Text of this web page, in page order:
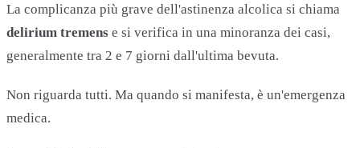
La complicanza più grave dell'astinenza alcolica si chiama
delirium tremens e si verifica in una minoranza dei casi,
generalmente tra 2 e 7 giorni dall'ultima bevuta.
Non riguarda tutti. Ma quando si manifesta, è un'emergenza
medica.